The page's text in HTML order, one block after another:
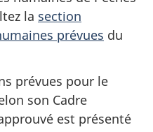
la section
prévues du
prévues pour le
son Cadre
est présenté